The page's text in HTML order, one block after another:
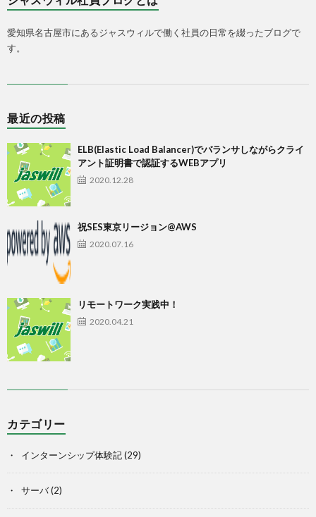
愛知県名古屋市にあるジャスウィルで働く社員の日常を綴ったブログで
す。
最近の投稿
ELB(Elastic Load Balancer)でバランサしながらクライ
アント証明書で認証するWEBアプリ
2020.12.28
祝SES東京リージョン@AWS
2020.07.16
リモートワーク実践中！
2020.04.21
カテゴリー
インターンシップ体験記(29)
サーバ(2)